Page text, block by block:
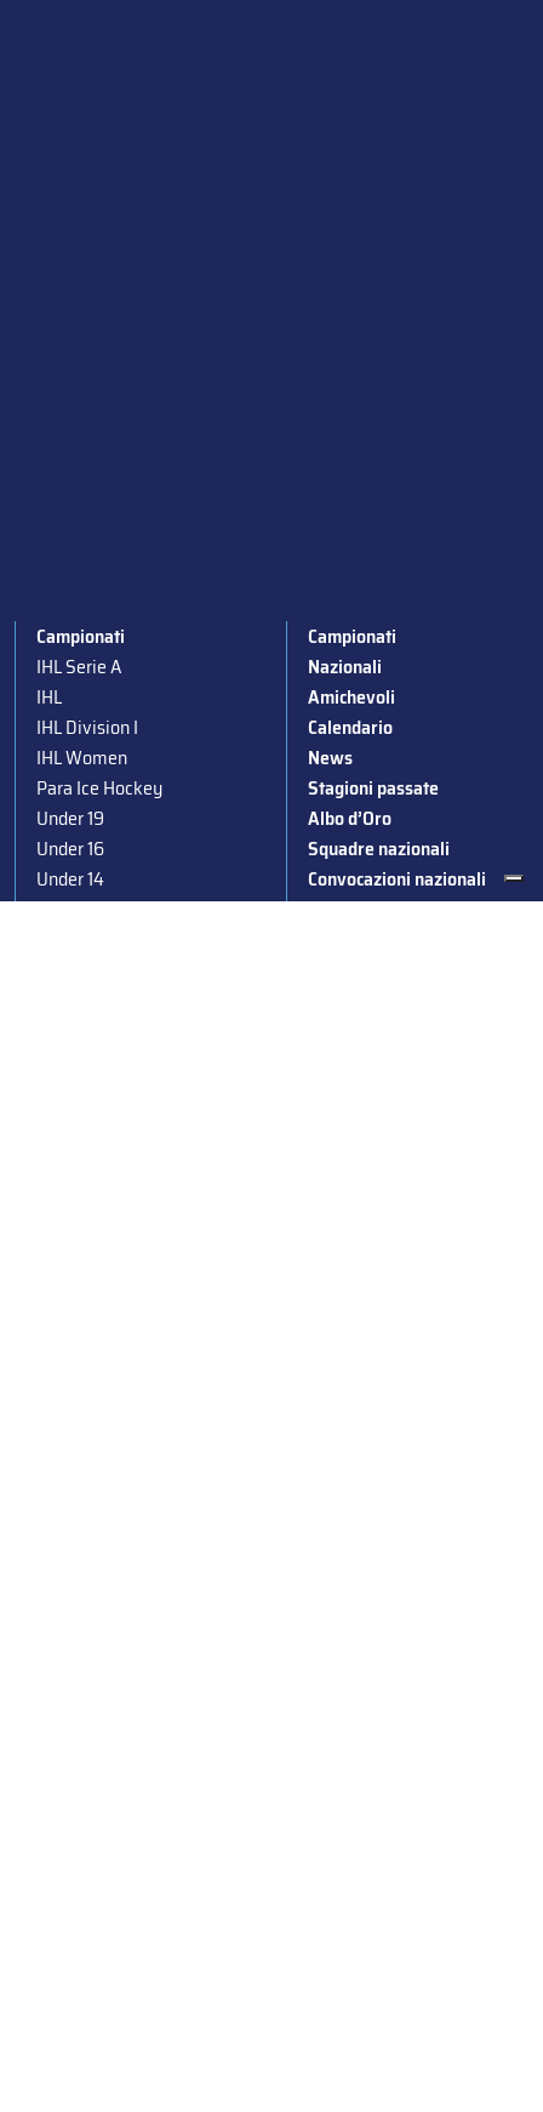
Campionati
IHL Serie A
IHL
IHL Division I
IHL Women
Para Ice Hockey
Under 19
Under 16
Under 14
Supercoppa
Campionati
Nazionali
Amichevoli
Calendario
News
Stagioni passate
Albo d’Oro
Squadre nazionali
Convocazioni nazionali